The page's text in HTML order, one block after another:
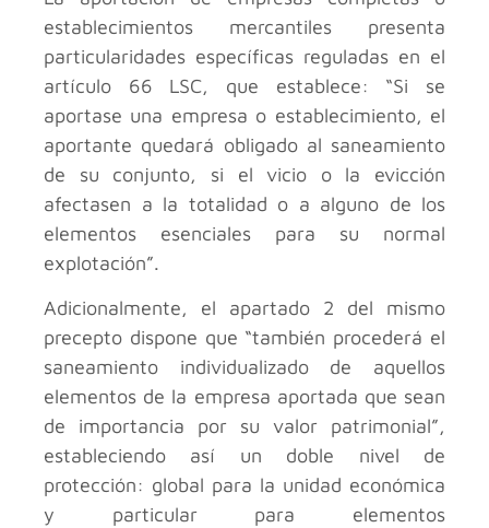
establecimientos mercantiles presenta
particularidades específicas reguladas en el
artículo 66 LSC, que establece: “Si se
aportase una empresa o establecimiento, el
aportante quedará obligado al saneamiento
de su conjunto, si el vicio o la evicción
afectasen a la totalidad o a alguno de los
elementos esenciales para su normal
explotación”.
Adicionalmente, el apartado 2 del mismo
precepto dispone que “también procederá el
saneamiento individualizado de aquellos
elementos de la empresa aportada que sean
de importancia por su valor patrimonial”,
estableciendo así un doble nivel de
protección: global para la unidad económica
y particular para elementos